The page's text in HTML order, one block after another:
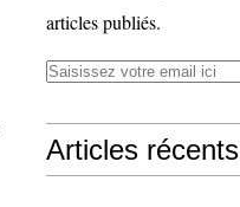
articles publiés.
Articles récents